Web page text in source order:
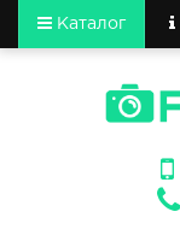
Каталог